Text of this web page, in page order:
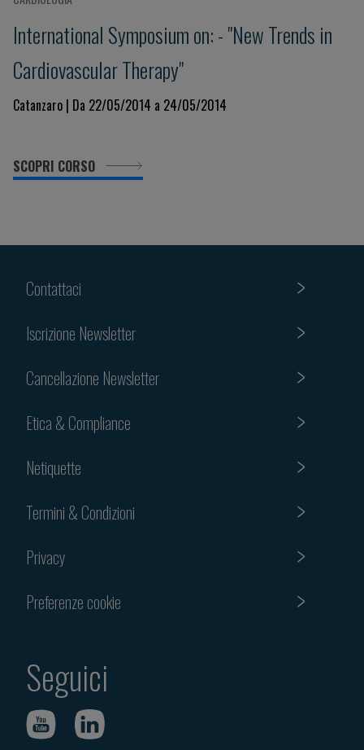
International Symposium on: - "New Trends in
Cardiovascular Therapy"
Catanzaro | Da 22/05/2014 a 24/05/2014
SCOPRI CORSO
Contattaci
Iscrizione Newsletter
Cancellazione Newsletter
Etica & Compliance
Netiquette
Termini & Condizioni
Privacy
Preferenze cookie
Seguici